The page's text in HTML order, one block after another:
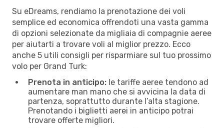
Su eDreams, rendiamo la prenotazione dei voli
semplice ed economica offrendoti una vasta gamma
di opzioni selezionate da migliaia di compagnie aeree
per aiutarti a trovare voli al miglior prezzo. Ecco
anche 5 utili consigli per risparmiare sul tuo prossimo
volo per Grand Turk:
Prenota in anticipo: le tariffe aeree tendono ad
aumentare man mano che si avvicina la data di
partenza, soprattutto durante l’alta stagione.
Prenotando i biglietti aerei in anticipo potrai
trovare offerte migliori.